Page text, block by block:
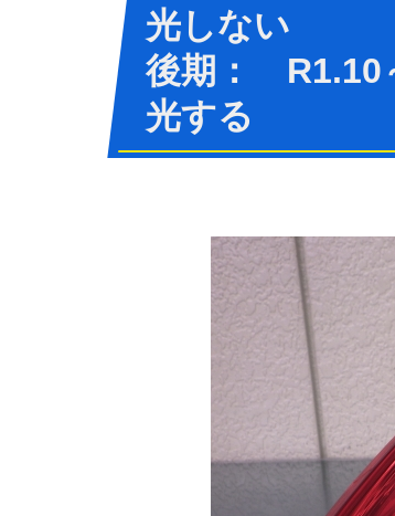
光しない
後期：
光する